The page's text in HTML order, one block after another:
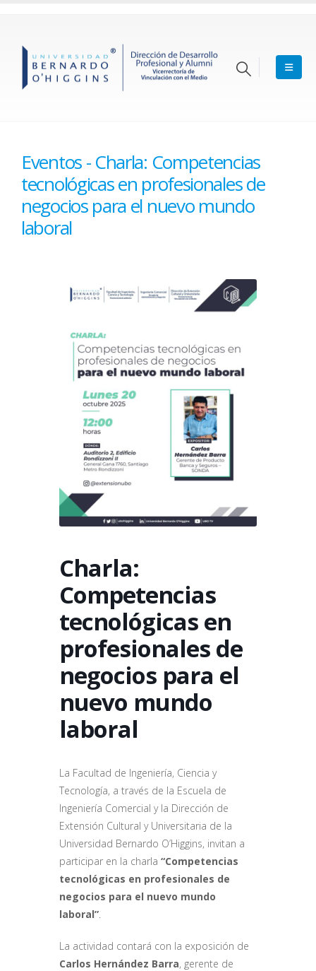
Eventos - Charla: Competencias
tecnológicas en profesionales de
negocios para el nuevo mundo
laboral
Charla:
Competencias
tecnológicas en
profesionales de
negocios para el
nuevo mundo
laboral
La Facultad de Ingeniería, Ciencia y
Tecnología, a través de la Escuela de
Ingeniería Comercial y la Dirección de
Extensión Cultural y Universitaria de la
Universidad Bernardo O’Higgins, invitan a
participar en la charla “Competencias
tecnológicas en profesionales de
negocios para el nuevo mundo
laboral”
La actividad contará con la exposición de
Carlos Hernández Barra, gerente de